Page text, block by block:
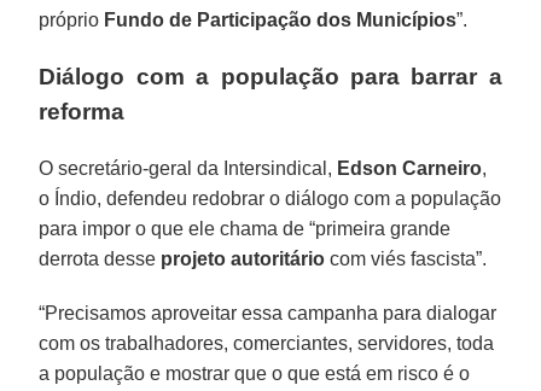
próprio Fundo de Participação dos Municípios”.
Diálogo com a população para barrar a
reforma
O secretário-geral da Intersindical, Edson Carneiro,
o Índio, defendeu redobrar o diálogo com a população
para impor o que ele chama de “primeira grande
derrota desse projeto autoritário com viés fascista”.
“Precisamos aproveitar essa campanha para dialogar
com os trabalhadores, comerciantes, servidores, toda
a população e mostrar que o que está em risco é o